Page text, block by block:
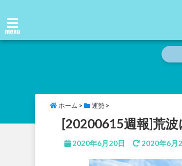
menu
ホーム > 運勢 >
[20200615週報]荒
2020年6月20日 2020年6月